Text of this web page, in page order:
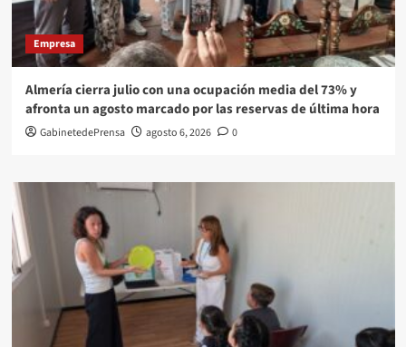
Empresa
Almería cierra julio con una ocupación media del 73% y
afronta un agosto marcado por las reservas de última hora
GabinetedePrensa agosto 6, 2026 0